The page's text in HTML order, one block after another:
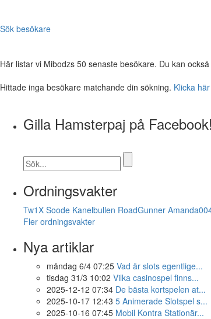
Sök besökare
Här listar vi Mibodzs 50 senaste besökare. Du kan också
Hittade inga besökare matchande din sökning. Klicka
Gilla Hamsterpaj på Facebook!
Ordningsvakter
Tw1X Soode Kanelbullen RoadGunner
Fler ordningsvakter
Nya artiklar
måndag 6/4 07:25 Vad är slots egentlige...
tisdag 31/3 10:02 Vilka casinospel finns...
2025-12-12 07:34 De bästa kortspelen at...
2025-10-17 12:43 5 Animerade Slotspel s...
2025-10-16 07:45 Mobil Kontra Stationär...